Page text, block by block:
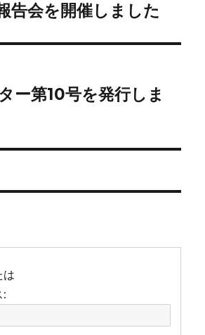
告会を開催しました
ー第10号を発行しま
は
: